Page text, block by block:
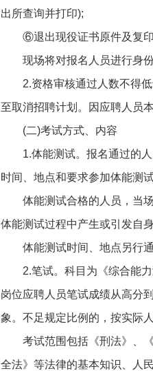
出所查询并打印);
⑥退出现役证书原件及复
现场将对报名人员进行身
2.资格审核通过人数不得
至取消招聘计划。因应聘人员
(二)考试方式、内容
1.体能测试。报名通过的
时间、地点和要求参加体能测
体能测试合格的人员，当
体能测试过程中产生或引发自
体能测试时间、地点另行通
2.笔试。科目为《综合能
岗位应聘人员笔试成绩从高分
象。不足规定比例的，按实际
考试范围包括《刑法》、
全法》等法律的基本知识、人